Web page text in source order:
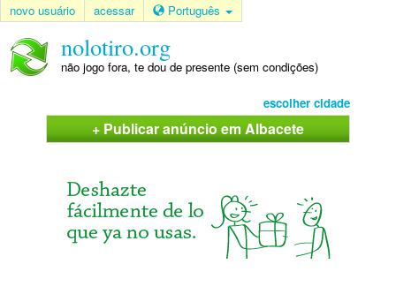
novo usuário acessar Português
nolotiro.org
não jogo fora, te dou de presente (sem condições)
escolher cidade
+ Publicar anúncio em Albacete